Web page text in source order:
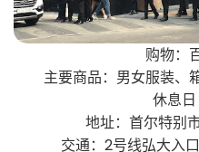
购物：
主要商品：男女服装、
休息
地址：首尔特别
交通：2号线弘大入